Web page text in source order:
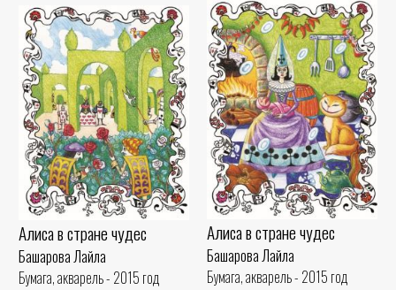
Алиса в стране чудес
Башарова Лайла
Бумага, акварель - 2015 год
Алиса в стране чудес
Башарова Лайла
Бумага, акварель - 2015 год